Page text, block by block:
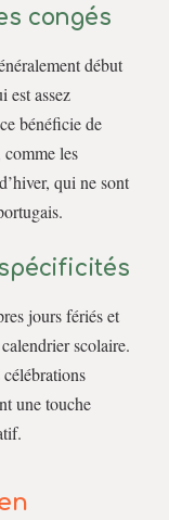
congés
début
est assez
bénéficie de
comme les
qui ne sont
jours fériés et
scolaire.
célébrations
une touche